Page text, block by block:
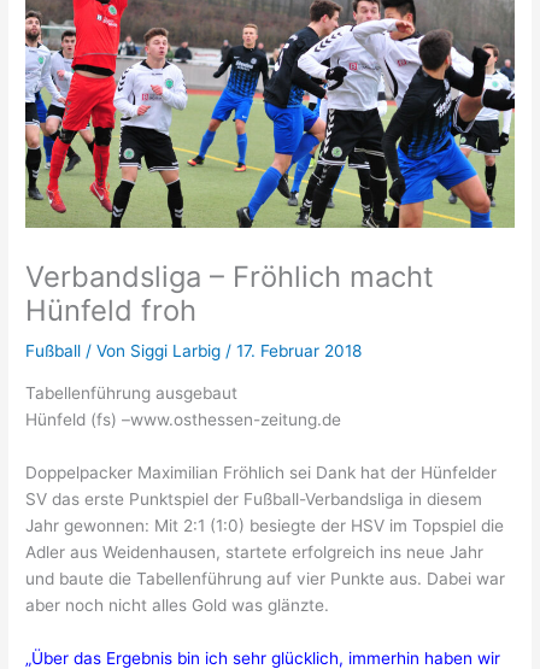
Verbandsliga – Fröhlich macht
Hünfeld froh
Fußball / Von Siggi Larbig /17. Februar 2018
Tabellenführung ausgebaut
Hünfeld (fs) –www.osthessen-zeitung.de
Doppelpacker Maximilian Fröhlich sei Dank hat der Hünfelder
SV das erste Punktspiel der Fußball-Verbandsliga in diesem
Jahr gewonnen: Mit 2:1 (1:0) besiegte der HSV im Topspiel die
Adler aus Weidenhausen, startete erfolgreich ins neue Jahr
und baute die Tabellenführung auf vier Punkte aus. Dabei war
aber noch nicht alles Gold was glänzte.
„Über das Ergebnis bin ich sehr glücklich, immerhin haben wir